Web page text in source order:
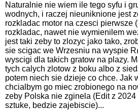
Naturalnie nie wiem ile tego syfu i
wodnych, i raczej nieuniknione jest
rozkladac motor na czesci pierwsze
rozkladac, nawet nie wymienilem
jest taki zeby to zlozyc jako tako,
sie scigac we Wrzesniu na wyspie
wyscigi dla takich gratow na plazy.
tych calych zlotow z boku albo z
potem niech sie dzieje co chce. Jak
chcialbym go miec zrobionego na
zeby Polska nie zginela (Edit z 2024
sztuke, bedzie zajebiscie)...